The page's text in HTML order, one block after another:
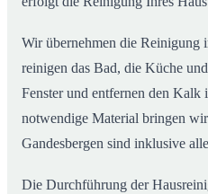
Wir übernehmen die Reinigung
reinigen das Bad, die Küche
Fenster und entfernen den
notwendige Material bringen
Gandesbergen sind inklusive
Die Durchführung der